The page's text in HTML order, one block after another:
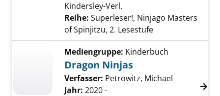
Kindersley-Verl.
Reihe: Superleser!, Ninjago Masters
of Spinjitzu, 2. Lesestufe
Mediengruppe: Kinderbuch
Dragon Ninjas
Verfasser: Petrowitz, Michael
Jahr: 2020 -